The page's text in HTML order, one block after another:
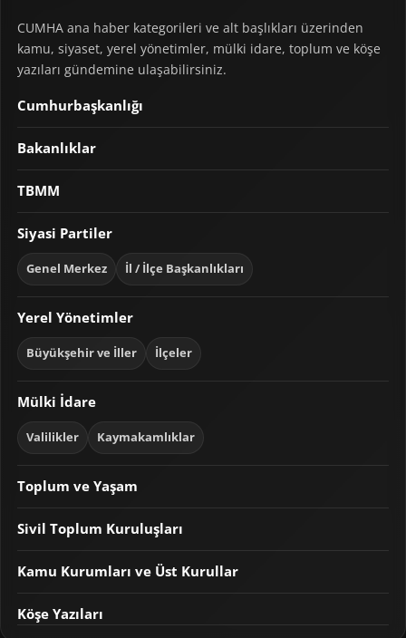
CUMHA ana haber kategorileri ve alt başlıkları üzerinden
kamu, siyaset, yerel yönetimler, mülki idare, toplum ve köşe
yazıları gündemine ulaşabilirsiniz.
Cumhurbaşkanlığı
Bakanlıklar
TBMM
Siyasi Partiler
Genel Merkez İl / İlçe Başkanlıkları
Yerel Yönetimler
Büyükşehir ve İller İlçeler
Mülki İdare
Valilikler Kaymakamlıklar
Toplum ve Yaşam
Sivil Toplum Kuruluşları
Kamu Kurumları ve Üst Kurullar
Köşe Yazıları